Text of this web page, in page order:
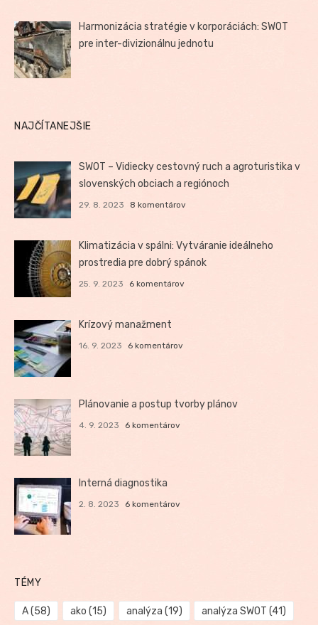
Harmonizácia stratégie v korporáciách: SWOT
pre inter-divizionálnu jednotu
NAJČÍTANEJŠIE
SWOT – Vidiecky cestovný ruch a agroturistika v
slovenských obciach a regiónoch
29. 8. 2023 8 komentárov
Klimatizácia v spálni: Vytváranie ideálneho
prostredia pre dobrý spánok
25. 9. 2023 6 komentárov
Krízový manažment
16. 9. 2023 6 komentárov
Plánovanie a postup tvorby plánov
4. 9. 2023 6 komentárov
Interná diagnostika
2. 8. 2023 6 komentárov
TÉMY
A(58) ako (15) analýza (19) analýza SWOT (41)